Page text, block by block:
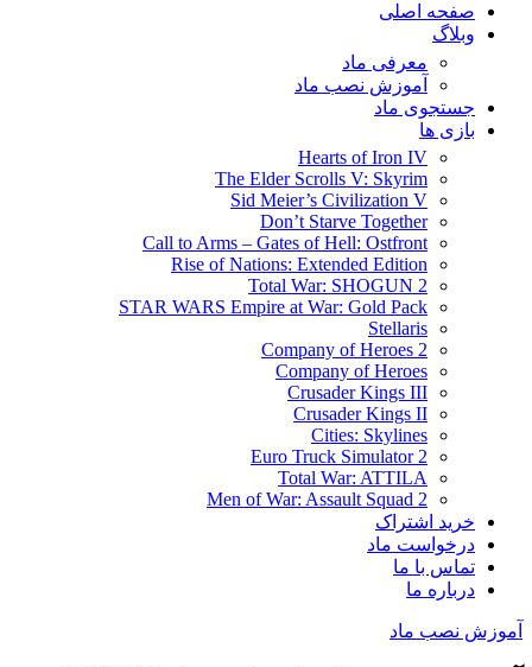
صفحه اصلی
وبلاگ
معرفی ماد
آموزش نصب ماد
جستجوی ماد
بازی ها
Hearts of Iron IV
The Elder Scrolls V: Skyrim
Sid Meier’s Civilization V
Don’t Starve Together
Call to Arms – Gates of Hell: Ostfront
Rise of Nations: Extended Edition
Total War: SHOGUN 2
STAR WARS Empire at War: Gold Pack
Stellaris
Company of Heroes 2
Company of Heroes
Crusader Kings III
Crusader Kings II
Cities: Skylines
Euro Truck Simulator 2
Total War: ATTILA
Men of War: Assault Squad 2
خرید اشتراک
درخواست ماد
تماس با ما
درباره ما
آموزش نصب ماد